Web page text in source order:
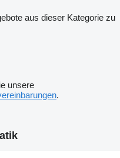
aus dieser Kategorie zu
unsere
.